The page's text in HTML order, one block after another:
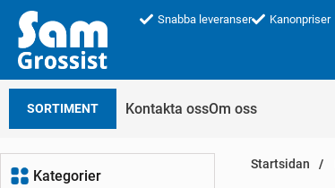
Snabba leveranser Kanonpriser
SORTIMENT Kontakta ossOm oss
Kategorier
Startsidan